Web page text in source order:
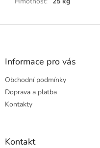
Z
Informace pro vás
Obchodní podmínky
Doprava a platba
Kontakty
Kontakt